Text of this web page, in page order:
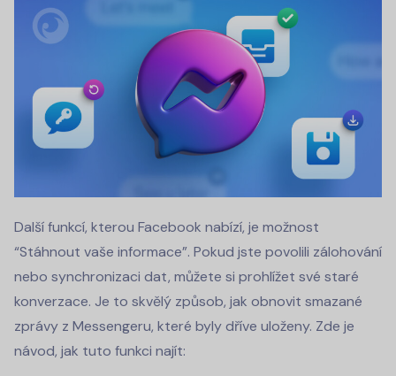
Další funkcí, kterou Facebook nabízí, je možnost
“Stáhnout vaše informace”. Pokud jste povolili zálohování
nebo synchronizaci dat, můžete si prohlížet své staré
konverzace. Je to skvělý způsob, jak obnovit smazané
zprávy z Messengeru, které byly dříve uloženy. Zde je
návod, jak tuto funkci najít: